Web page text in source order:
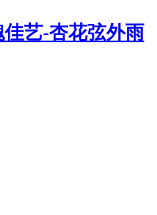
艺-杏花弦外雨